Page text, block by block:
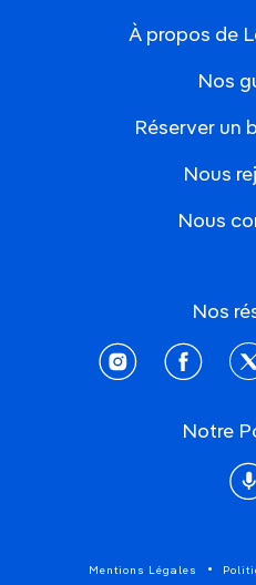
À propos de
Nos
Réserver un
Nous
Nous
Nos
instagramfacebook
Notre
Mentions Légales